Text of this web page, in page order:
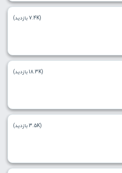
(7.4K بازدید)
(18.3K بازدید)
(3.5K بازدید)